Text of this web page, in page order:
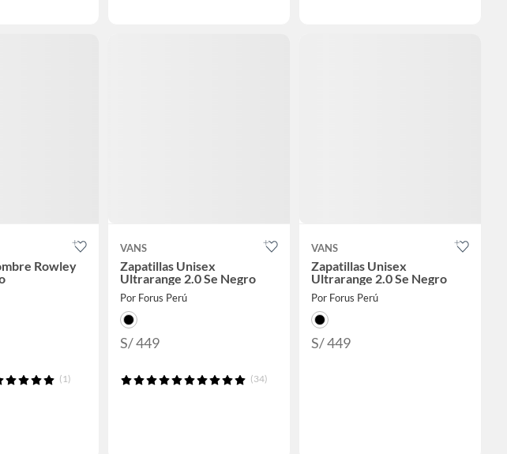
Rowley
(1)
VANS
Zapatillas Unisex
Ultrarange 2.0 Se Negro
Por Forus Perú
S/ 449
(34)
VANS
Zapatillas Unisex
Ultrarange 2.0 Se Negro
Por Forus Perú
S/ 449